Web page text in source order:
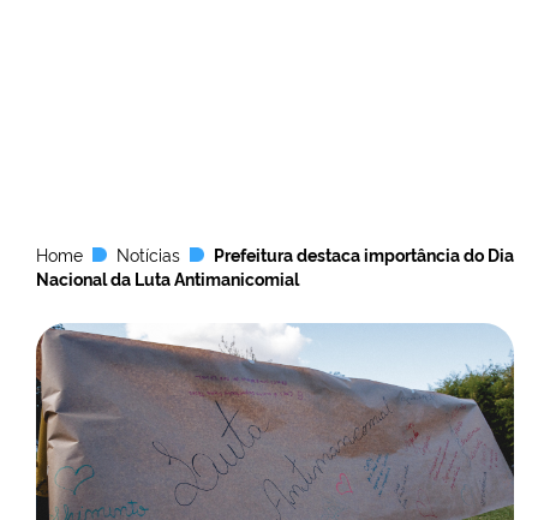
Home Notícias
Prefeitura destaca importância do Dia
Nacional da Luta Antimanicomial